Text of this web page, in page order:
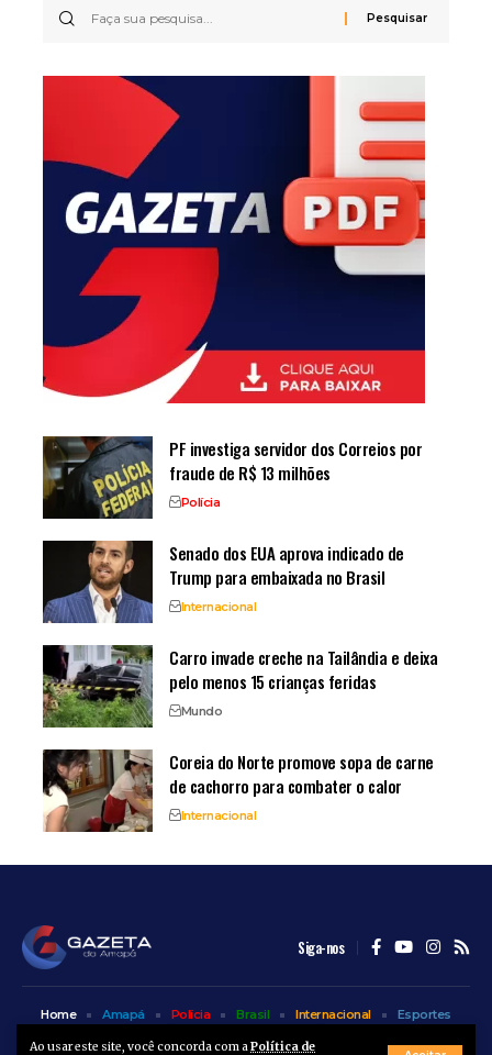
Ao usar este site, você concorda com aPolítica de
PF investiga servidor dos Correios por
fraude de R$ 13 milhões
Polícia
Senado dos EUA aprova indicado de
Trump para embaixada no Brasil
Internacional
Carro invade creche na Tailândia e deixa
pelo menos 15 crianças feridas
Mundo
Coreia do Norte promove sopa de carne
de cachorro para combater o calor
Internacional
Siga-nos
Home Amapá Polícia Brasil Internacional
Esportes
Bem Estar
Entretenimento